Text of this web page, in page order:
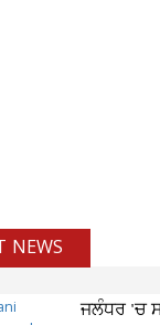
NEWS
ਜਲੰਧਰ 'ਚ